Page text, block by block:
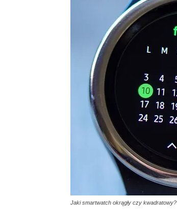
Jaki smartwatch okrągły czy kwadratowy?